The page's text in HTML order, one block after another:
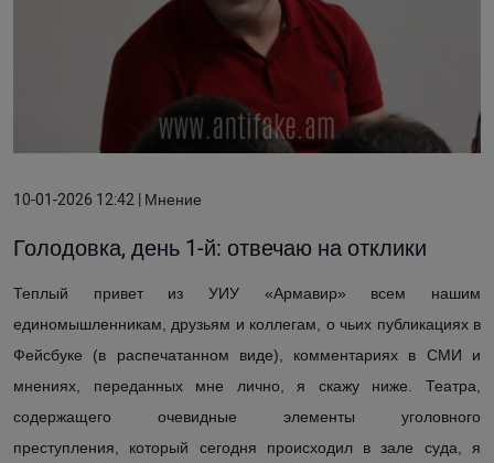
10-01-2026 12:42 | Мнение
Голодовка, день 1-й: отвечаю на отклики
Теплый привет из УИУ «Армавир» всем нашим
единомышленникам, друзьям и коллегам, о чьих публикацияхв
Фейсбуке (в распечатанном виде), комментариях в СМИ и
мнениях, переданных мне лично, я скажу ниже.Театра,
содержащего очевидные элементы уголовного
преступления, который сегодня происходил в зале суда, я